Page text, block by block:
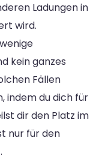
Ladungen in
wird.
kein ganzes
Fällen
indem du dich für
dir den Platz im
nur für den